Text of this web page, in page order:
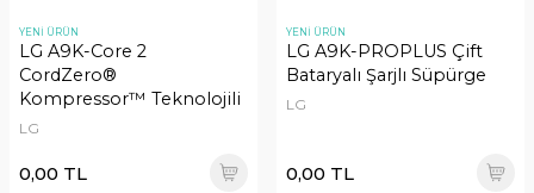
YENİ ÜRÜN
LG A9K-Core 2
CordZero®
Kompressor™ Teknolojili
Çift Batarya Dikey
LG
0,00 TL
YENİ ÜRÜN
LG A9K-PROPLUS Çift
Bataryalı Şarjlı Süpürge
LG
0,00 TL